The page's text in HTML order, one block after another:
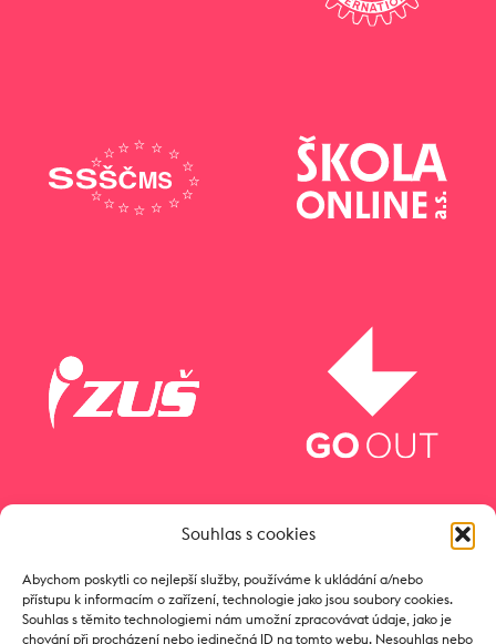
Souhlas s cookies
Abychom poskytli co nejlepší služby, používáme k ukládání a/nebo
přístupu k informacím o zařízení, technologie jako jsou soubory cookies.
Souhlas s těmito technologiemi nám umožní zpracovávat údaje, jako je
chování při procházení nebo jedinečná ID na tomto webu. Nesouhlas nebo